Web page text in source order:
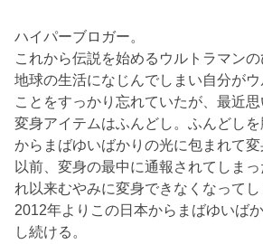
ハイパーブロガー。
これから伝説を始めるウルトラマンの
地球の生活になじんでしまい自分が
ことをすっかり忘れていたが、最近思
変身アイテムはふんどし。ふんどし
からまばゆいばかりの光に包まれて変
以前、変身の最中に通報されてしま
れ以来むやみに変身できなくなってし
2012年よりこの日本からまばゆいば
し続ける。